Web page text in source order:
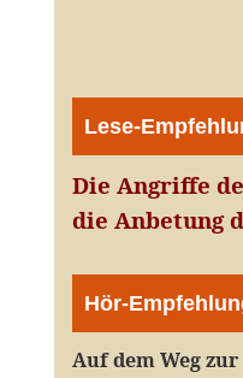
Lese-
Die Angriffe
die Anbetung
Hör-
Auf dem Weg